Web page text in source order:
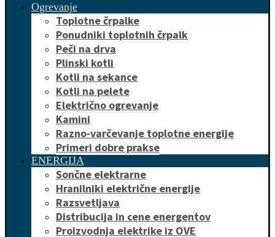
Ogrevanje
Toplotne črpalke
Ponudniki toplotnih črpalk
Peči na drva
Plinski kotli
Kotli na sekance
Kotli na pelete
Električno ogrevanje
Kamini
Razno-varčevanje toplotne energije
Primeri dobre prakse
ENERGIJA
Sončne elektrarne
Hranilniki električne energije
Razsvetljava
Distribucija in cene energentov
Proizvodnja elektrike iz OVE